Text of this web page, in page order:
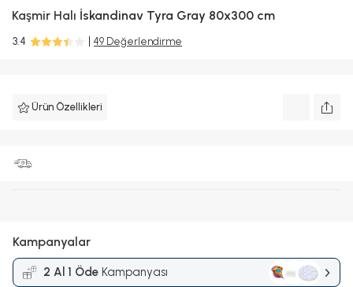
Kaşmir Halı İskandinav Tyra Gray 80x300 cm
3.4 49 Değerlendirme
Ürün Özellikleri
Kampanyalar
2 Al 1 Öde Kampanyası